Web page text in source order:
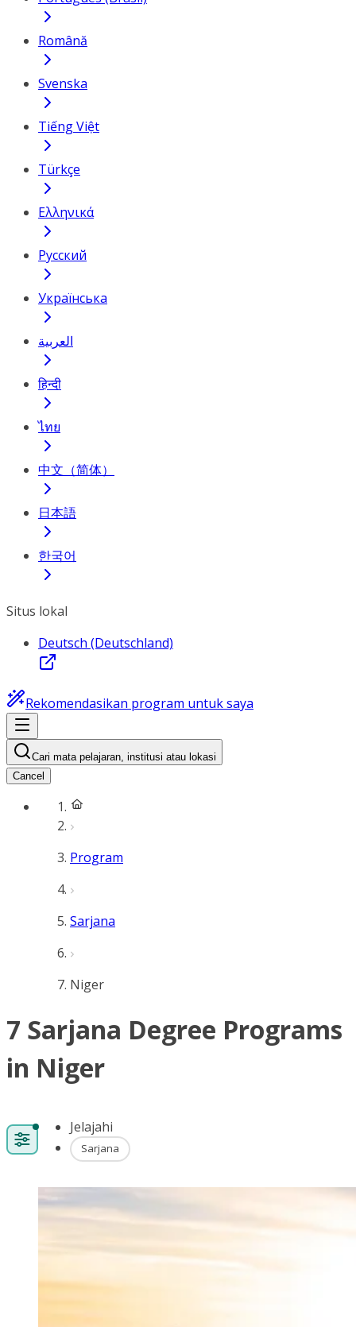
Română
Svenska
Tiếng Việt
Türkçe
Ελληνικά
Русский
Українська
العربية
हिन्दी
ไทย
中文（简体）
日本語
한국어
Situs lokal
Deutsch (Deutschland)
Rekomendasikan program untuk saya
Cari mata pelajaran, institusi atau lokasi
Cancel
Program
Sarjana
Niger
7 Sarjana Degree Programs
in Niger
Jelajahi
Sarjana